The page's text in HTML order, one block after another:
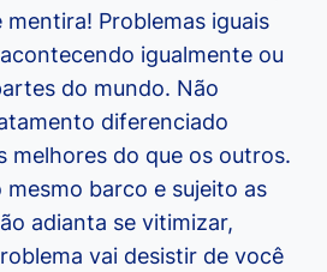
mentira! Problemas iguais
igualmente ou
do mundo. Não
diferenciado
melhores do que os outros.
barco e sujeito as
adianta se vitimizar,
vai desistir de você